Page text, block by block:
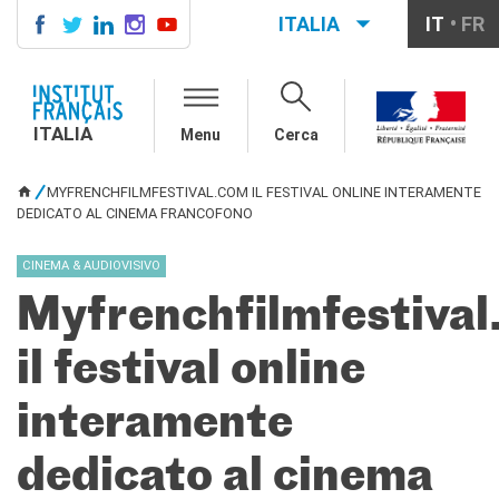
CORSI DI FRANCESE
CERTIFICAZIONI
UFFICIALI DI LINGUA
FRANCESE
Diplomi
Test (TCF, TEF)
SCUOLA E FORMAZIONE
Contatti
Didattica
Francofonia
Studenti
Riconoscimento diplomi
ITALIA IT FR
ITALIA Menu Cerca
TU SEI QUI
MYFRENCHFILMFESTIVAL.COM IL FESTIVAL ONLINE INTERAMENTE
DEDICATO AL CINEMA FRANCOFONO
CINEMA & AUDIOVISIVO
il festival online
interamente
dedicato al cinema